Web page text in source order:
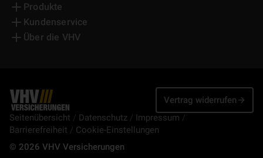
Produkte
Kundenservice
Über die VHV
Seitenübersicht Datenschutz
Impressum
Barrierefreiheit
Cookie-Einstellungen
© 2026 VHV Versicherungen
Vertrag widerrufen